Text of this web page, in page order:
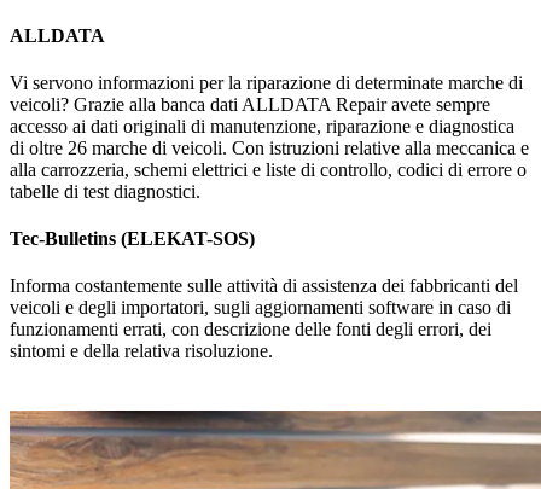
ALLDATA
Vi servono informazioni per la riparazione di determinate marche di
veicoli? Grazie alla banca dati ALLDATA Repair avete sempre
accesso ai dati originali di manutenzione, riparazione e diagnostica
di oltre 26 marche di veicoli. Con istruzioni relative alla meccanica e
alla carrozzeria, schemi elettrici e liste di controllo, codici di errore o
tabelle di test diagnostici.
Tec-Bulletins (ELEKAT-SOS)
Informa costantemente sulle attività di assistenza dei fabbricanti del
veicoli e degli importatori, sugli aggiornamenti software in caso di
funzionamenti errati, con descrizione delle fonti degli errori, dei
sintomi e della relativa risoluzione.